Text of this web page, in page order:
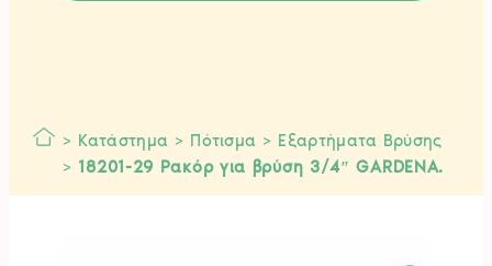
> Κατάστημα > Πότισμα > Εξαρτήματα Βρύσης
> 18201-29 Ρακόρ για βρύση 3/4″ GARDENA.